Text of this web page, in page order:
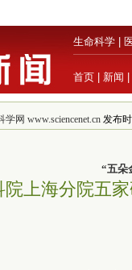
生命科学
首页 新闻
学网 www.sciencenet.cn 发布
“五朵
院上海分院五